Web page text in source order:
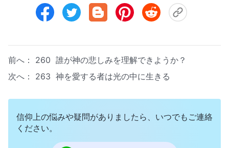
前へ： 260 誰が神の悲しみを理解できようか？
次へ： 263 神を愛する者は光の中に生きる
信仰上の悩みや疑問がありましたら、いつでもご連絡
ください。